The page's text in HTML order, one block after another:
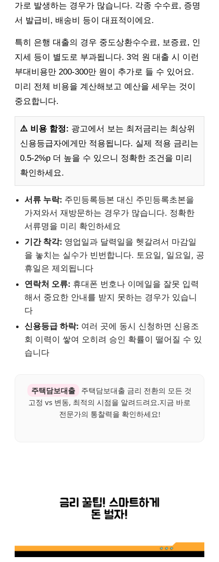
가로 발생하는 경우가 많습니다. 각종 수수료, 증명
서 발급비, 배송비 등이 대표적이에요.
특히 은행 대출의 경우 중도상환수수료, 보증료, 인
지세 등이 별도로 부과됩니다. 3억 원 대출 시 이런
부대비용만 200-300만 원이 추가로 들 수 있어요.
미리 전체 비용을 계산해보고 예산을 세우는 것이
중요합니다.
⚠️ 비용 함정: 광고에서 보는 최저금리는 최상위
신용등급자에게만 적용됩니다. 실제 적용 금리는
0.5-2%p 더 높을 수 있으니 정확한 조건을 미리
확인하세요.
서류 누락: 주민등록등본 대신 주민등록초본을
가져와서 재방문하는 경우가 많습니다. 정확한
서류명을 미리 확인하세요
기간 착각: 영업일과 달력일을 헷갈려서 마감일
을 놓치는 실수가 빈번합니다. 토요일, 일요일, 공
휴일은 제외됩니다
연락처 오류: 휴대폰 번호나 이메일을 잘못 입력
해서 중요한 안내를 받지 못하는 경우가 있습니
다
신용등급 하락: 여러 곳에 동시 신청하면 신용조
회 이력이 쌓여 오히려 승인 확률이 떨어질 수 있
습니다
주택담보대출
주택담보대출 금리 전환의 모든 것
고정 vs 변동, 최적의 시점을 알려드려요.지금 바로
전문가의 통찰력을 확인하세요!